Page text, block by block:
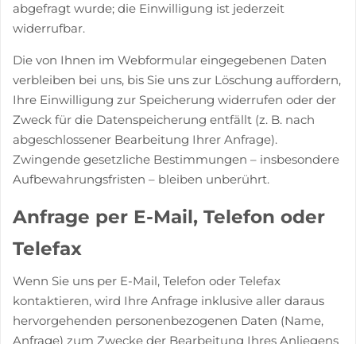
abgefragt wurde; die Einwilligung ist jederzeit
widerrufbar.
Die von Ihnen im Webformular eingegebenen Daten
verbleiben bei uns, bis Sie uns zur Löschung auffordern,
Ihre Einwilligung zur Speicherung widerrufen oder der
Zweck für die Datenspeicherung entfällt (z. B. nach
abgeschlossener Bearbeitung Ihrer Anfrage).
Zwingende gesetzliche Bestimmungen – insbesondere
Aufbewahrungsfristen – bleiben unberührt.
Anfrage per E-Mail, Telefon oder
Telefax
Wenn Sie uns per E-Mail, Telefon oder Telefax
kontaktieren, wird Ihre Anfrage inklusive aller daraus
hervorgehenden personenbezogenen Daten (Name,
Anfrage) zum Zwecke der Bearbeitung Ihres Anliegens